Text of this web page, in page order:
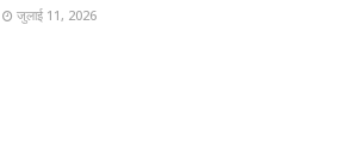
जुलाई 11, 2026